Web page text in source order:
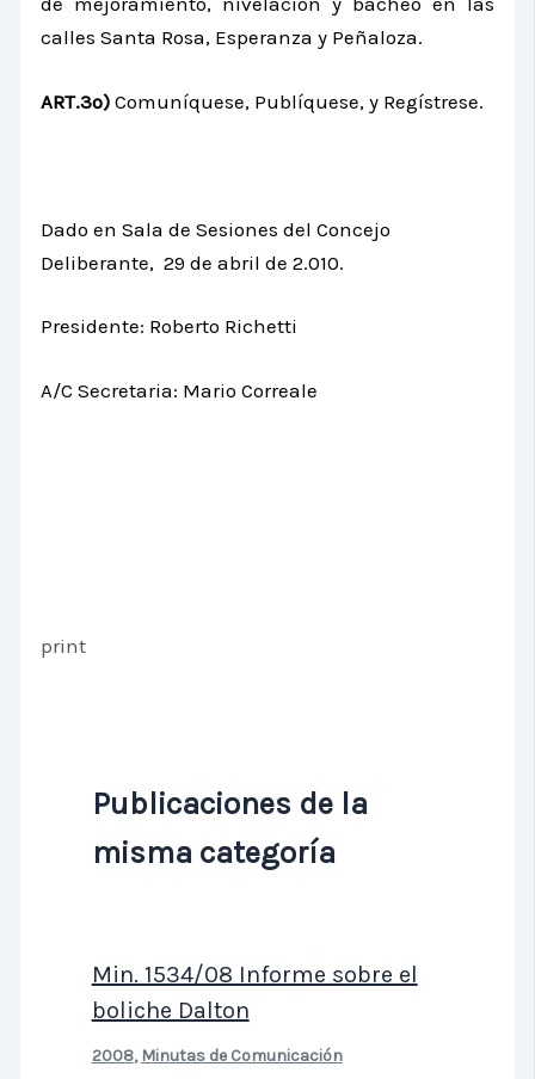
calles Santa Rosa, Esperanza y Peñaloza.
ART.3º) Comuníquese, Publíquese, y Regístrese.
Dado en Sala de Sesiones del Concejo
Deliberante, 29 de abril de 2.010.
Presidente: Roberto Richetti
A/C Secretaria: Mario Correale
print
Publicaciones de la
misma categoría
Min. 1534/08 Informe sobre el
boliche Dalton
2008, Minutas de Comunicación